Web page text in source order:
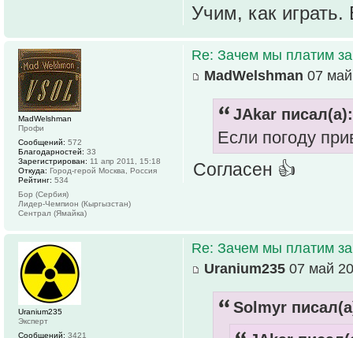
Учим, как играть.
Re: Зачем мы платим
MadWelshman 07
JAkar писал(а):
Если погоду
Согласен 👍
MadWelshman
Профи
Сообщений: 572
Благодарностей: 33
Зарегистрирован: 11 апр 2011, 15:18
Откуда: Город-герой Москва, Россия
Рейтинг: 534
Бор (Сербия)
Лидер-Чемпион (Кыргызстан)
Сентрал (Ямайка)
Re: Зачем мы платим
Uranium235 07 май
Solmyr
Uranium235
Эксперт
Сообщений: 3421